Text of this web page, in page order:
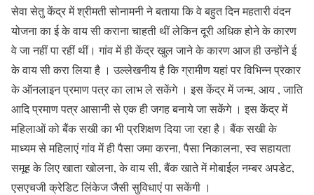
सेवा सेतु केंद्र में श्रीमती सोनामनी ने बताया कि वे बहुत दिन महतारी वंदन
योजना का ई के वाय सी कराना चाहती थीं लेकिन दूरी अधिक होने के कारण
वे जा नहीं पा रहीं थीं। गांव में ही केंद्र खुल जाने के कारण आज ही उन्होंने ई
के वाय सी करा लिया है । उल्लेखनीय है कि ग्रामीण यहां पर विभिन्न प्रकार
के ऑनलाइन प्रमाण पत्र का लाभ ले सकेंगे । इस केंद्र में जन्म, आय , जाति
आदि प्रमाण पत्र आसानी से एक ही जगह बनाये जा सकेंगे । इस केंद्र में
महिलाओं को बैंक सखी का भी प्रशिक्षण दिया जा रहा है। बैंक सखी के
माध्यम से महिलाएं गांव में ही पैसा जमा करना, पैसा निकालना, स्व सहायता
समूह के लिए खाता खोलना, के वाय सी, बैंक खाते में मोबाईल नम्बर अपडेट,
एसएचजी क्रेडिट लिंकेज जैसी सुविधाएं पा सकेंगी ।